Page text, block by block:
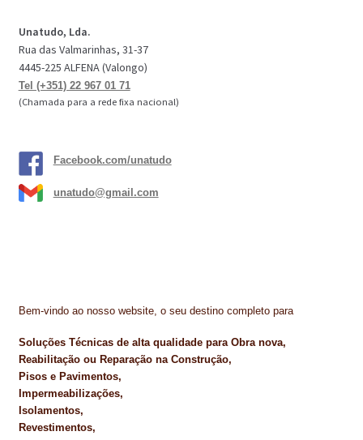
Unatudo, Lda.
Rua das Valmarinhas, 31-37
4445-225 ALFENA (Valongo)
Tel (+351) 22 967 01 71
(Chamada para a rede fixa nacional)
Facebook.com/unatudo
unatudo@gmail.com
Bem-vindo ao nosso website, o seu destino completo para
Soluções Técnicas de alta qualidade para Obra nova,
Reabilitação ou Reparação na Construção,
Pisos e Pavimentos,
Impermeabilizações,
Isolamentos,
Revestimentos,